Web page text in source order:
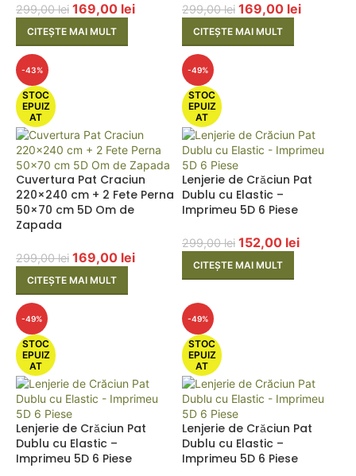
299,00lei 169,00 lei
CITEȘTE MAI MULT
299,00lei 169,00 lei
CITEȘTE MAI MULT
-43%
STOC
EPUIZ
AT
Cuvertura Pat Craciun
220×240 cm + 2 Fete Perna
50×70 cm 5D Om de
Zapada
299,00lei 169,00 lei
CITEȘTE MAI MULT
-49%
STOC
EPUIZ
AT
Lenjerie de Crăciun Pat
Dublu cu Elastic –
Imprimeu 5D 6 Piese
299,00lei 152,00 lei
CITEȘTE MAI MULT
-49%
STOC
EPUIZ
AT
Lenjerie de Crăciun Pat
Dublu cu Elastic –
Imprimeu 5D 6 Piese
-49%
STOC
EPUIZ
AT
Lenjerie de Crăciun Pat
Dublu cu Elastic –
Imprimeu 5D 6 Piese